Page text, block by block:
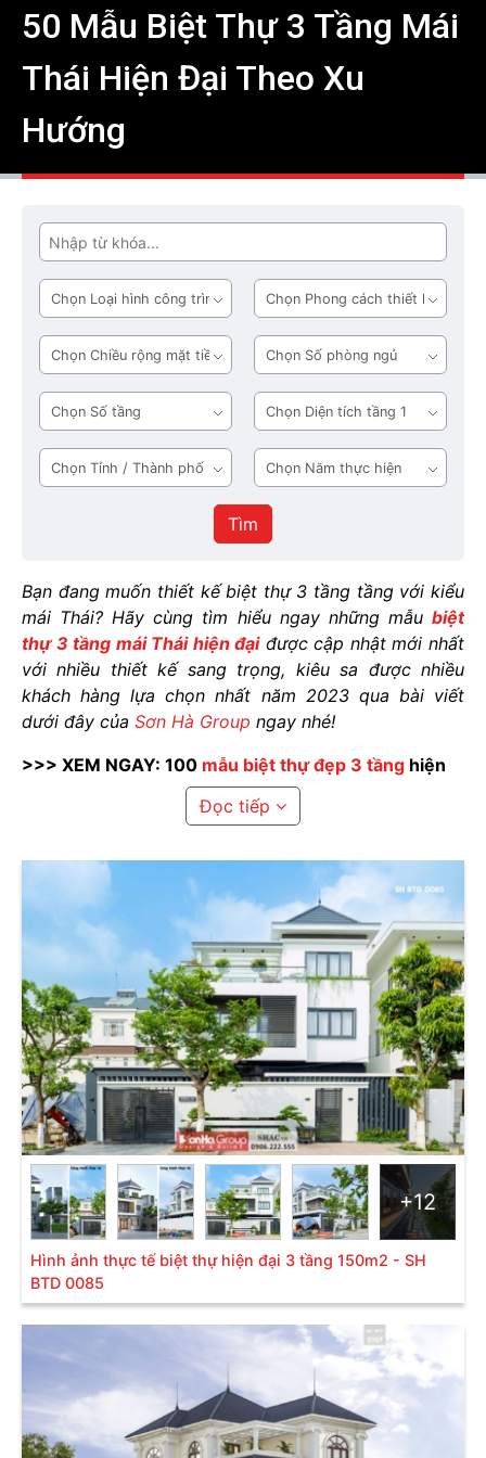
50 Mẫu Biệt Thự 3 Tầng Mái
Thái Hiện Đại Theo Xu
Hướng
Tìm
Loại
hình
công
trình
Phong
cách
thiết
kế
Chiều
rộng
mặt
tiền
Số
phòng
ngủ
Số
tầng
Diện
tích
tầng
1
Tỉnh
/
Năm
thực
hiện
Tìm
Bạn đang muốn thiết kế biệt thự 3 tầng tầng với kiểu
mái Thái? Hãy cùng tìm hiểu ngay những mẫu biệt
thự 3 tầng mái Thái hiện đạiđược cập nhật mới nhất
với nhiều thiết kế sang trọng, kiêu sa được nhiều
khách hàng lựa chọn nhất năm 2023 qua bài viết
dưới đây của Sơn Hà Group ngay nhé!
>>> XEM NGAY: 100 mẫu biệt thự đẹp 3 tầng hiện
1.1. Tính thẩm mỹ
Cũng như các công trình cùng phong cách,thiết kế
nhà biệt thự đẹp 3 tầng mái Thái không hề bị bó
buộc theo bất kỳ khuôn mẫu nào giúp các kiến trúc
sư có thể thỏa sức sáng tạo ra những ngôi nhà độc
đáo có một không hai. Đặc trưng của phong cách
kiến trúc hiện đại là thường chú trọng đến sự đơn
giản, sang trọng, khỏe khoắn, thông thoáng và gần
gũi với thiên nhiên. Chính những điều này làm nổi bật
chiều sâu của căn nhà, vừa tạo ra vẻ ngoài bắt mắt
khiến người khác tò mò và mong muốn khám phá
những điều thú vị bên trong các mẫu biệt thự 3 tầng
hiện đại.
Đọc tiếp
+12
Hình ảnh thực tế biệt thự hiện đại 3 tầng 150m2 - SH
BTD 0085